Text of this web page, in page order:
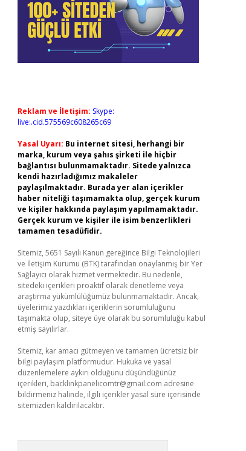
Reklam ve İletişim: Skype:
live:.cid.575569c608265c69
Yasal Uyarı: Bu internet sitesi, herhangi bir
marka, kurum veya şahıs şirketi ile hiçbir
bağlantısı bulunmamaktadır. Sitede yalnızca
kendi hazırladığımız makaleler
paylaşılmaktadır. Burada yer alan içerikler
haber niteliği taşımamakta olup, gerçek kurum
ve kişiler hakkında paylaşım yapılmamaktadır.
Gerçek kurum ve kişiler ile isim benzerlikleri
tamamen tesadüfidir.
Sitemiz, 5651 Sayılı Kanun gereğince Bilgi Teknolojileri
ve İletişim Kurumu (BTK) tarafından onaylanmış bir Yer
Sağlayıcı olarak hizmet vermektedir. Bu nedenle,
sitedeki içerikleri proaktif olarak denetleme veya
araştırma yükümlülüğümüz bulunmamaktadır. Ancak,
üyelerimiz yazdıkları içeriklerin sorumluluğunu
taşımakta olup, siteye üye olarak bu sorumluluğu kabul
etmiş sayılırlar.
Sitemiz, kar amacı gütmeyen ve tamamen ücretsiz bir
bilgi paylaşım platformudur. Hukuka ve yasal
düzenlemelere aykırı olduğunu düşündüğünüz
içerikleri, backlinkpanelicomtr@gmail.com adresine
bildirmeniz halinde, ilgili içerikler yasal süre içerisinde
sitemizden kaldırılacaktır.